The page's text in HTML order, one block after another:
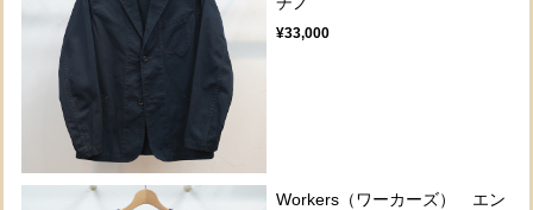
¥33,000
Workers（ワーカーズ） エン